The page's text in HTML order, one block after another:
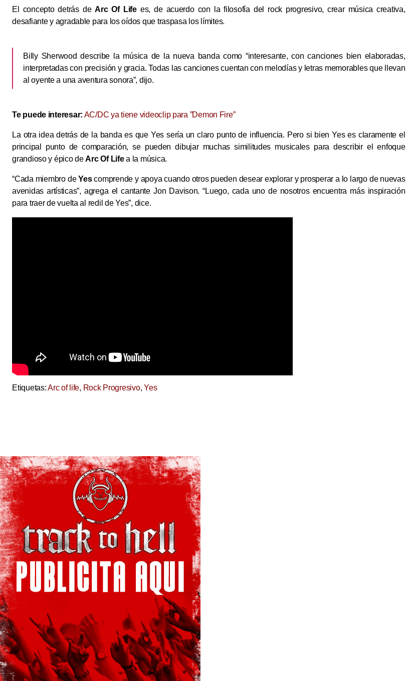
El concepto detrás deArc Of Lifees, de acuerdo con la filosofía del rock progresivo, crear música creativa,
desafiante y agradable para los oídos que traspasa los límites.
Billy Sherwood describe la música de la nueva banda como “interesante, con canciones bien elaboradas,
interpretadas con precisión y gracia. Todas las canciones cuentan con melodías y letras memorables que llevan
al oyente a una aventura sonora”, dijo.
Te puede interesar: AC/DC ya tiene videoclip para ”Demon Fire”
La otra idea detrás de la banda es que Yes sería un claro punto de influencia. Pero si bien Yes es claramente el
principal punto de comparación, se pueden dibujar muchas similitudes musicales para describir el enfoque
grandioso y épico deArc Of Lifea la música.
“Cada miembro deYescomprende y apoya cuando otros pueden desear explorar y prosperar a lo largo de nuevas
avenidas artísticas”, agrega el cantante Jon Davison. “Luego, cada uno de nosotros encuentra más inspiración
para traer de vuelta al redil de Yes”, dice.
Etiquetas:Arc of life, Rock Progresivo,Yes